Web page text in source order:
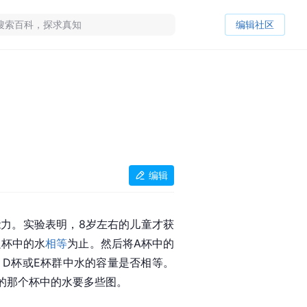
编辑社区
编辑
。实验表明，8岁左右的儿童才获
中的水相等为止。然后将A杯中的
或E杯群中水的容量是否相等。
个杯中的水要多些图。